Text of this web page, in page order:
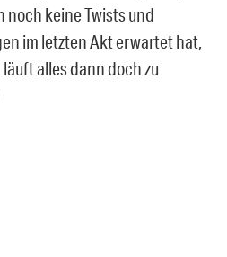
noch keine Twists und
im letzten Akt erwartet hat,
alles dann doch zu